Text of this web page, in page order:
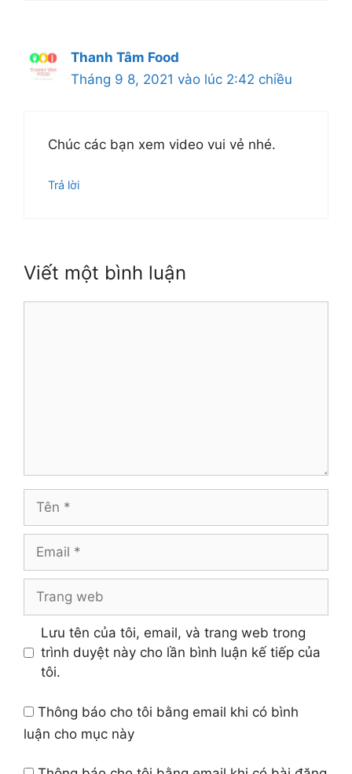
Thanh Tâm Food
Tháng 9 8, 2021 vào lúc 2:42 chiều
Chúc các bạn xem video vui vẻ nhé.
Trả lời
Viết một bình luận
Tên
Email
Trang
Lưu tên của tôi, email, và trang web trong
trình duyệt này cho lần bình luận kế tiếp của
tôi.
Thông báo cho tôi bằng email khi có bình
luận cho mục này